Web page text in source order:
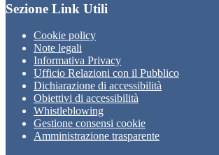
Sezione Link Utili
Cookie policy
Note legali
Informativa Privacy
Ufficio Relazioni con il Pubblico
Dichiarazione di accessibilità
Obiettivi di accessibilità
Whistleblowing
Gestione consensi cookie
Amministrazione trasparente